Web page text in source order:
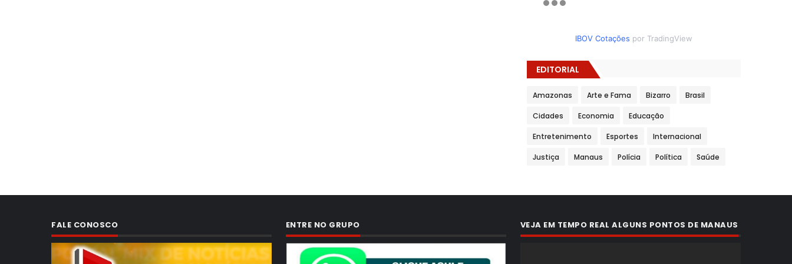
IBOV Cotações por TradingView
EDITORIAL
Amazonas Arte e Fama Bizarro Brasil
Cidades Economia Educação
Entretenimento Esportes Internacional
Justiça Manaus Polícia Política Saúde
FALE CONOSCO ENTRE NO GRUPO VEJA EM TEMPO REAL ALGUNS PONTOS DE MANAUS